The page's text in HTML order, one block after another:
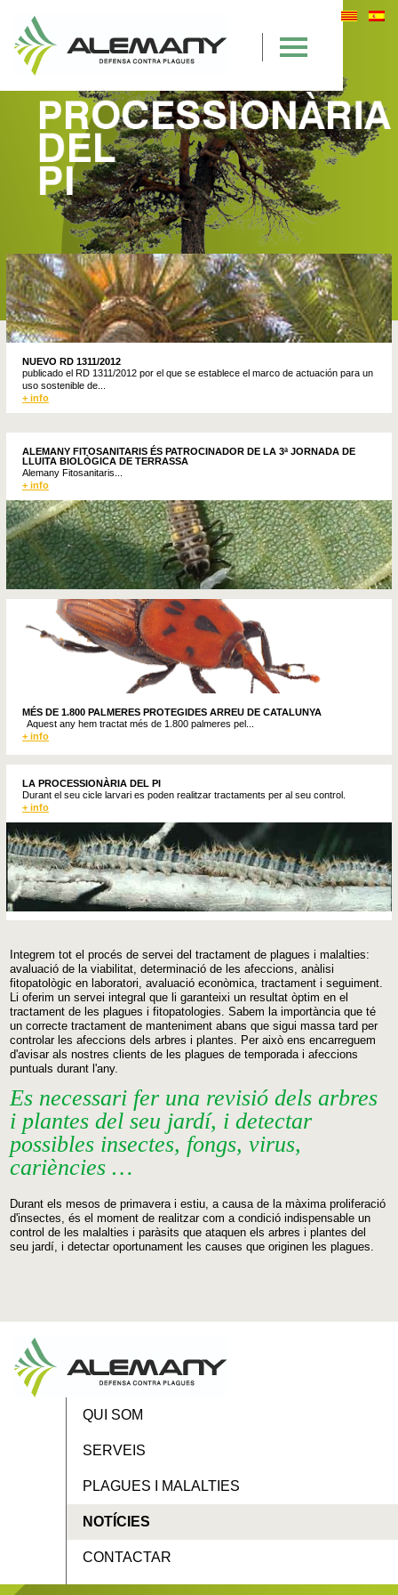
NUEVO RD 1311/2012
publicado el RD 1311/2012 por el que se establece el marco de actuación para un
uso sostenible de...
+ info
ALEMANY FITOSANITARIS ÉS PATROCINADOR DE LA 3ª JORNADA DE
LLUITA BIOLÒGICA DE TERRASSA
Alemany Fitosanitaris...
+ info
MÉS DE 1.800 PALMERES PROTEGIDES ARREU DE CATALUNYA
Aquest any hem tractat més de 1.800 palmeres pel...
+ info
LA PROCESSIONÀRIA DEL PI
Durant el seu cicle larvari es poden realitzar tractaments per al seu control.
+ info
Integrem tot el procés de servei del tractament de plagues i malalties:
avaluació de la viabilitat, determinació de les afeccions, anàlisi
fitopatològic en laboratori, avaluació econòmica, tractament i seguiment.
Li oferim un servei integral que li garanteixi un resultat òptim en el
tractament de les plagues i fitopatologies. Sabem la importància que té
un correcte tractament de manteniment abans que sigui massa tard per
controlar les afeccions dels arbres i plantes. Per això ens encarreguem
d'avisar als nostres clients de les plagues de temporada i afeccions
puntuals durant l'any.
Es necessari fer una revisió dels arbres
i plantes del seu jardí, i detectar
possibles insectes, fongs, virus,
cariències …
Durant els mesos de primavera i estiu, a causa de la màxima proliferació
d'insectes, és el moment de realitzar com a condició indispensable un
control de les malalties i paràsits que ataquen els arbres i plantes del
seu jardí, i detectar oportunament les causes que originen les plagues.
QUI SOM
SERVEIS
PLAGUES I MALALTIES
NOTÍCIES
CONTACTAR